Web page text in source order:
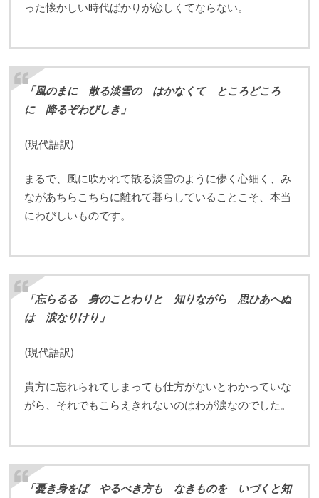
った懐かしい時代ばかりが恋しくてならない。
「風のまに 散る淡雪の はかなくて ところどころ
に 降るぞわびしき」
(現代語訳)
まるで、風に吹かれて散る淡雪のように儚く心細く、み
ながあちらこちらに離れて暮らしていることこそ、本当
にわびしいものです。
「忘らるる 身のことわりと 知りながら 思ひあへぬ
は 涙なりけり」
(現代語訳)
貴方に忘れられてしまっても仕方がないとわかっていな
がら、それでもこらえきれないのはわが涙なのでした。
「憂き身をば やるべき方も なきものを いづくと知